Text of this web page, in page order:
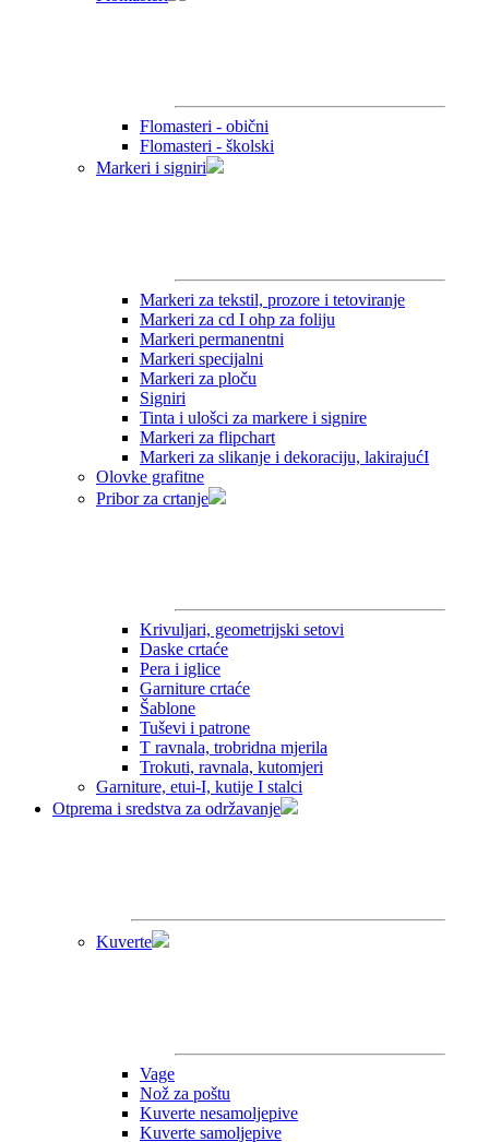
Flomasteri - obični
Flomasteri - školski
Markeri i signiri
Markeri za tekstil, prozore i tetoviranje
Markeri za cd I ohp za foliju
Markeri permanentni
Markeri specijalni
Markeri za ploču
Signiri
Tinta i ulošci za markere i signire
Markeri za flipchart
Markeri za slikanje i dekoraciju, lakirajućI
Olovke grafitne
Pribor za crtanje
Krivuljari, geometrijski setovi
Daske crtaće
Pera i iglice
Garniture crtaće
Šablone
Tuševi i patrone
T ravnala, trobridna mjerila
Trokuti, ravnala, kutomjeri
Garniture, etui-I, kutije I stalci
Otprema i sredstva za održavanje
Kuverte
Vage
Nož za poštu
Kuverte nesamoljepive
Kuverte samoljepive